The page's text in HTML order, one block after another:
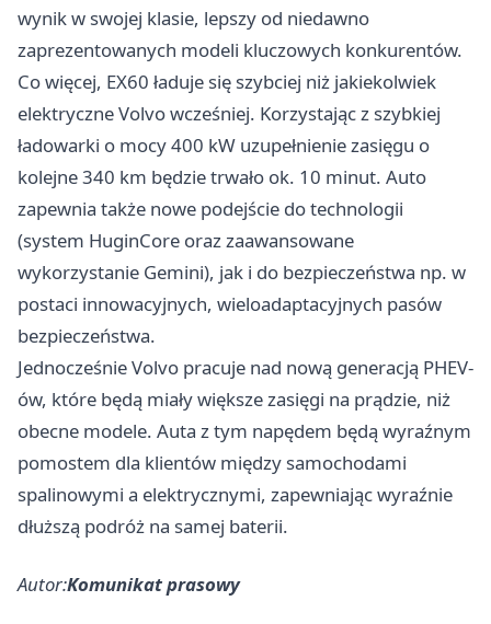
wynik w swojej klasie, lepszy od niedawno
zaprezentowanych modeli kluczowych konkurentów.
Co więcej, EX60 ładuje się szybciej niż jakiekolwiek
elektryczne Volvo wcześniej. Korzystając z szybkiej
ładowarki o mocy 400 kW uzupełnienie zasięgu o
kolejne 340 km będzie trwało ok. 10 minut. Auto
zapewnia także nowe podejście do technologii
(system HuginCore oraz zaawansowane
wykorzystanie Gemini), jak i do bezpieczeństwa np. w
postaci innowacyjnych, wieloadaptacyjnych pasów
bezpieczeństwa.
Jednocześnie Volvo pracuje nad nową generacją PHEV-
ów, które będą miały większe zasięgi na prądzie, niż
obecne modele. Auta z tym napędem będą wyraźnym
pomostem dla klientów między samochodami
spalinowymi a elektrycznymi, zapewniając wyraźnie
dłuższą podróż na samej baterii.
Autor:Komunikat prasowy